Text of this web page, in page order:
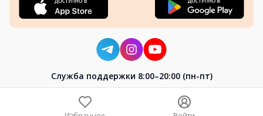
Cлужба поддержки 8:00–20:00 (пн-пт)